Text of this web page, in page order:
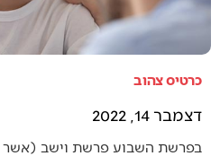
כרטיס צהוב
דצמבר 14, 2022
בפרשת השבוע פרשת וישב (אשר